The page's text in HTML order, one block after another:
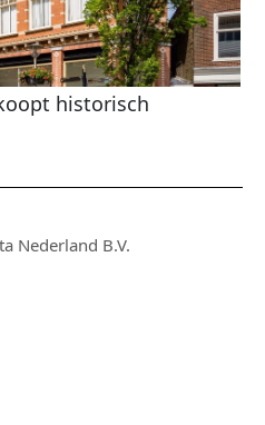
historisch
Nederland B.V.